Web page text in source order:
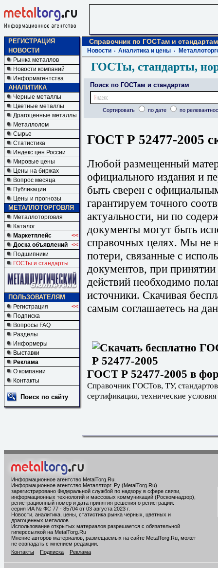
РЕГИСТРАЦИЯ
НОВОСТИ
Рынка металлов
Новости компаний
Информагентства
АНАЛИТИКА
Черные металлы
Цветные металлы
Драгоценные металлы
Металлолом
Сырье
Статистика
Индекс цен России
Мировые цены
Цены на биржах
Вопрос месяца
Публикации
Цены и прогнозы
МЕТАЛЛОТОРГОВЛЯ
Металлоторговля
Каталог
Маркетплейс
<<
Доска объявлений <<
Подшипники
ГОСТы и стандарты
ПОЛЬЗОВАТЕЛЯМ
Регистрация
<<
Подписка
Вопросы FAQ
Разделы
Информеры
Выставки
Реклама
О компании
Контакты
Поиск по сайту
Справочник по ГОСТам и стандартам
Новости Аналитика и цены
ГОСТы, стандарты,
Поиск по ГОСТам и стандартам
Сортировать по дате по
ГОСТ Р 52477-2005
Любой размещенный
официального издания и
быть сверен с
гарантируем точного
актуальности, ни по
документы могут быть
справочных целях. Мы не
потери, связанные с
документов, при
действий необходимо
источники. Скачивая
самым соглашаетесь на
ГОСТ Р 52477-2005 в
Справочник ГОСТов, ТУ,
сертификация, технические условия
Информационное агентство MetalTorg.Ru
Информационное агентство Металлторг. Ру (MetalTorg.Ru)
зарегистрировано Федеральной службой по надзору в сфере связи,
информационных технологий и массовых коммуникаций (Роскомнадзор),
регистрационный номер и дата принятия решения о регистрации:
серия ИА № ФС 77 - 85704 от 03 августа 2023 г.
Новости, аналитика, цены, статистика рынка черных, цветных и
драгоценных металлов.
Использование открытых материалов разрешается с обязательной
гиперссылкой на MetalTorg.Ru
Мнение авторов материалов, размещаемых на сайте MetalTorg.Ru, может
не совпадать с мнением редакции.
Контакты
Подписка Реклама